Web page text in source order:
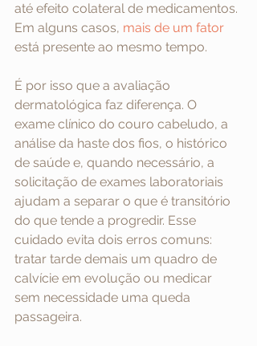
até efeito colateral de medicamentos.
Em alguns casos, mais de um fator
está presente ao mesmo tempo.
É por isso que a avaliação
dermatológica faz diferença. O
exame clínico do couro cabeludo, a
análise da haste dos fios, o histórico
de saúde e, quando necessário, a
solicitação de exames laboratoriais
ajudam a separar o que é transitório
do que tende a progredir. Esse
cuidado evita dois erros comuns:
tratar tarde demais um quadro de
calvície em evolução ou medicar
sem necessidade uma queda
passageira.